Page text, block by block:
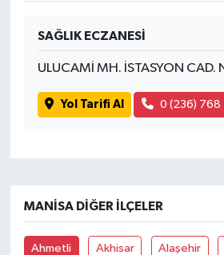
SAĞLIK ECZANESİ
ULUCAMİ MH. İSTASYON CAD.
Yol Tarifi Al 0 (236) 768
MANISA DIĞER İLÇELER
Ahmetli Akhisar Alaşehir